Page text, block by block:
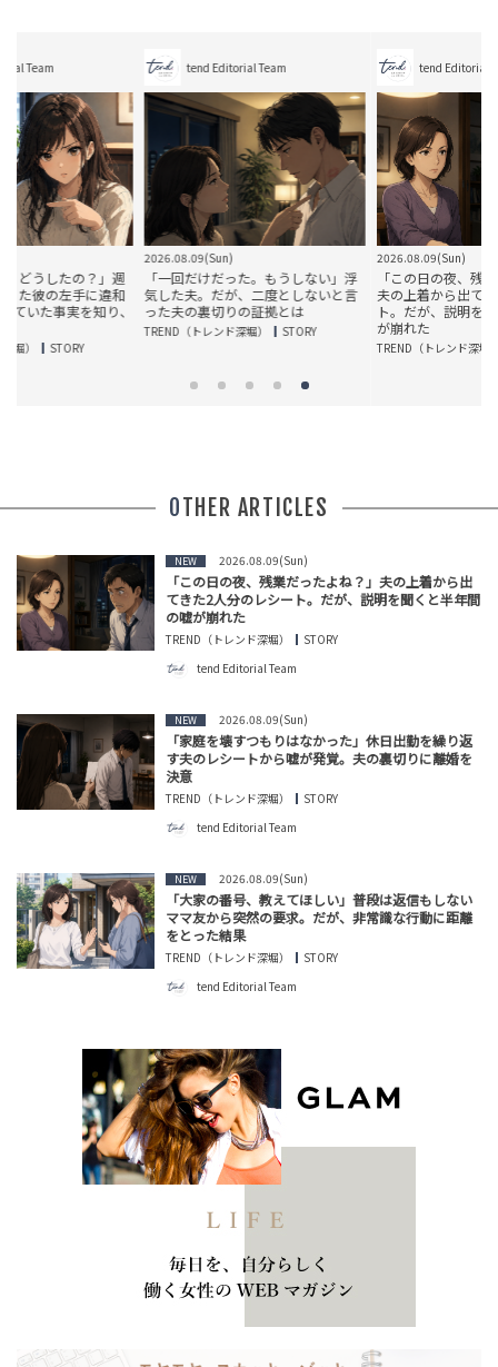
週
和
り、
tend Editorial Team
「一回だけだった。もうしない」浮
気した夫。だが、二度としないと言
った夫の裏切りの証拠とは
TREND（トレンド深堀） STORY
tend Editorial Team
「この日の夜、残業だったよね？」
夫の上着から出てきた2人分のレシ
ト。だが、説明を聞くと半年間の嘘
が崩れた
TREND（トレンド深堀） STORY
OTHER ARTICLES
NEW 2026.08.09(Sun)
「この日の夜、残業だったよね？」夫の上着から出
てきた2人分のレシート。だが、説明を聞くと半年間
の嘘が崩れた
TREND（トレンド深堀）
STORY
tend Editorial Team
NEW 2026.08.09(Sun)
「家庭を壊すつもりはなかった」休日出勤を繰り返
す夫のレシートから嘘が発覚。夫の裏切りに離婚を
決意
TREND（トレンド深堀）
STORY
tend Editorial Team
NEW 2026.08.09(Sun)
「大家の番号、教えてほしい」普段は返信もしない
ママ友から突然の要求。だが、非常識な行動に距離
をとった結果
TREND（トレンド深堀）
STORY
tend Editorial Team